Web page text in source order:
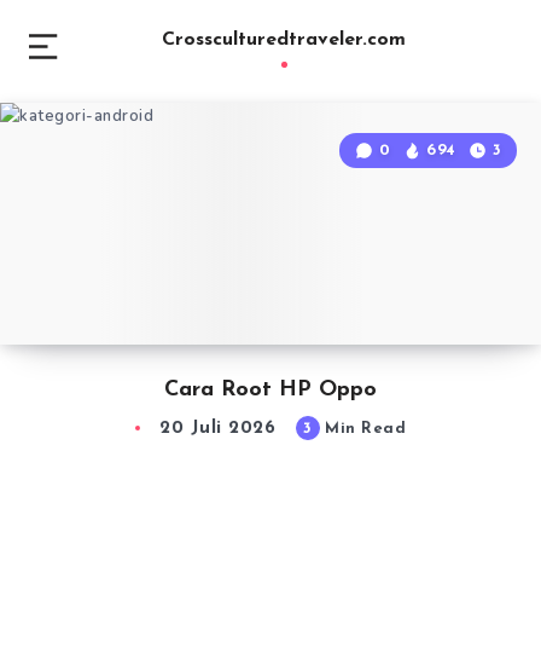
Crossculturedtraveler.com
Cara Root HP Oppo
0 694 3
20 Juli 2026 3 Min Read